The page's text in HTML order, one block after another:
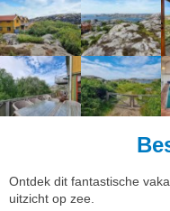
Ontdek dit fantastische
uitzicht op zee.